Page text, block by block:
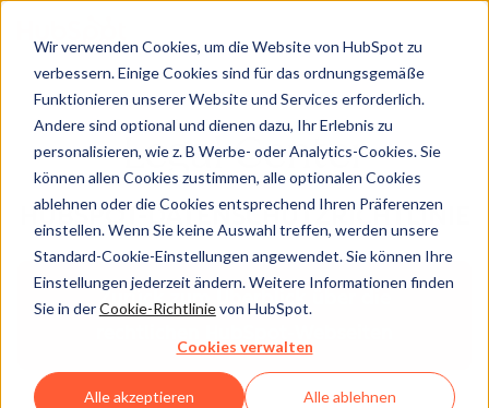
Wir verwenden Cookies, um die Website von HubSpot zu
verbessern. Einige Cookies sind für das ordnungsgemäße
Funktionieren unserer Website und Services erforderlich.
Andere sind optional und dienen dazu, Ihr Erlebnis zu
personalisieren, wie z. B Werbe- oder Analytics-Cookies. Sie
können allen Cookies zustimmen, alle optionalen Cookies
ablehnen oder die Cookies entsprechend Ihren Präferenzen
einstellen. Wenn Sie keine Auswahl treffen, werden unsere
Standard-Cookie-Einstellungen angewendet. Sie können Ihre
Einstellungen jederzeit ändern. Weitere Informationen finden
Sie in derCookie-Richtlinievon HubSpot.
Cookies verwalten
Alle akzeptieren Alle ablehnen
Legal Center
HUBSPOT-DATENSCHUTZRICHTLINIE
Zurück zum Überblick über die